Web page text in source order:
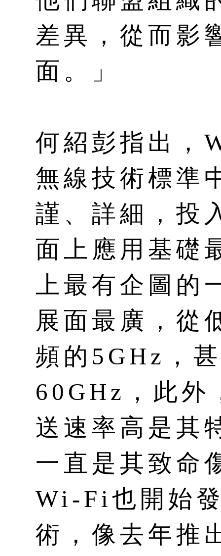
差異，從而影
面。」
何紹彭指出，
無線技術標準
謹、詳細，投
面上應用基礎
上最有企圖的
展面最廣，從
頻的5GHz，
60GHz，此外
送速率高是其
一直是其致命
Wi-Fi也開始
術，像去年推